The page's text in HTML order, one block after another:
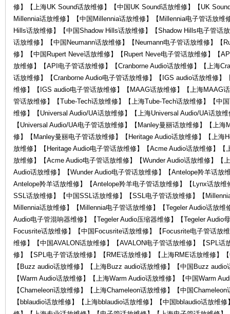
修】【上海UK Sound话放维修】【中国UK Sound话放维修】【UK
Millennia话放维修】【中国Millennia话放维修】【Millennia电子管话放
Hills话放维修】【中国Shadow Hills话放维修】【Shadow Hills电子管话
话放维修】【中国Neumann话放维修】【Neumann电子管话放维修】【
修】【中国Rupert Neve话放维修】【Rupert Neve电子管话放维修】【
放维修】【API电子管话放维修】【Cranborne Audio话放维修】【上海
话放维修】【Cranborne Audio电子管话放维修】【IGS audio话放维修
维修】【IGS audio电子管话放维修】【MAAG话放维修】【上海MAAG
管话放维修】【Tube-Tech话放维修】【上海Tube-Tech话放维修】【中
维修】【Universal Audio/UA话放维修】【上海Universal Audio/UA话放
【Universal Audio/UA电子管话放维修】【Manley曼丽话放维修】【上
修】【Manley曼丽电子管话放维修】【Heritage Audio话放维修】【上海
放维修】【Heritage Audio电子管话放维修】【Acme Audio话放维修】
放维修】【Acme Audio电子管话放维修】【Wunder Audio话放维修】【
Audio话放维修】【Wunder Audio电子管话放维修】【Antelope羚羊话放
Antelope羚羊话放维修】【Antelope羚羊电子管话放维修】【Lynx话放
SSL话放维修】【中国SSL话放维修】【SSL电子管话放维修】【
Millennia话放维修】【Millennia电子管话放维修】【Tegeler Audio话放
Audio电子管混响器维修】【Tegeler Audio压缩器维修】【Tegeler Audio
Focusrite话放维修】【中国Focusrite话放维修】【Focusrite电子管话放
维修】【中国AVALON话放维修】【AVALON电子管话放维修】【SPL
修】【SPL电子管话放维修】【RME话放维修】【上海RME话放维修】
【Buzz audio话放维修】【上海Buzz audio话放维修】【中国Buzz
【Warm Audio话放维修】【上海Warm Audio话放维修】【中国Warm
【Chameleon话放维修】【上海Chameleon话放维修】【中国
【bblaudio话放维修】【上海bblaudio话放维修】【中国bblaudio话放维